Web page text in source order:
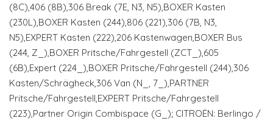
(8C),406 (8B),306 Break (7E, N3, N5),BOXER Kasten
(230L),BOXER Kasten (244),806 (221),306 (7B, N3,
N5),EXPERT Kasten (222),206 Kastenwagen,BOXER Bus
(244, Z_),BOXER Pritsche/Fahrgestell (ZCT_),605
(6B),Expert (224_),BOXER Pritsche/Fahrgestell (244),306
Kasten/Schrägheck,306 Van (N_, 7_),PARTNER
Pritsche/Fahrgestell,EXPERT Pritsche/Fahrgestell
(223),Partner Origin Combispace (G_); CITROËN: Berlingo /